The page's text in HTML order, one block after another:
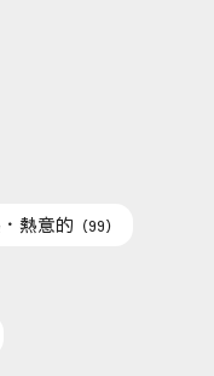
熱意的 （99）